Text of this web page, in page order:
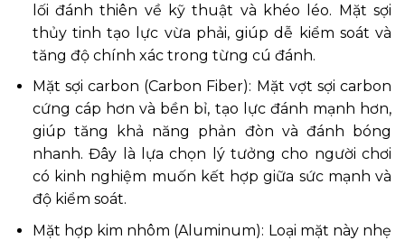
lối đánh thiên về kỹ thuật và khéo léo. Mặt sợi
thủy tinh tạo lực vừa phải, giúp dễ kiểm soát và
tăng độ chính xác trong từng cú đánh.
Mặt sợi carbon (Carbon Fiber): Mặt vợt sợi carbon
cứng cáp hơn và bền bỉ, tạo lực đánh mạnh hơn,
giúp tăng khả năng phản đòn và đánh bóng
nhanh. Đây là lựa chọn lý tưởng cho người chơi
có kinh nghiệm muốn kết hợp giữa sức mạnh và
độ kiểm soát.
Mặt hợp kim nhôm (Aluminum): Loại mặt này nhẹ